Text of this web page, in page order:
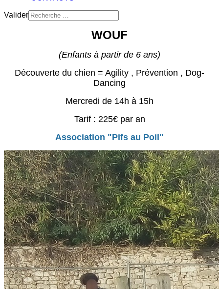
Valider
WOUF
(Enfants à partir de 6 ans)
Découverte du chien = Agility , Prévention , Dog-
Dancing
Mercredi de 14h à 15h
Tarif : 225€ par an
Association "Pifs au Poil"